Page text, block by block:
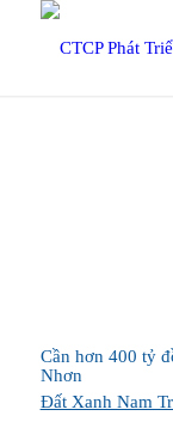
Cần hơn 400 tỷ
Nhơn
Đất Xanh Nam